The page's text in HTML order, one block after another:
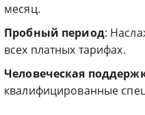
месяц.
Пробный период:
всех платных тарифах.
Человеческая
квалифицированные